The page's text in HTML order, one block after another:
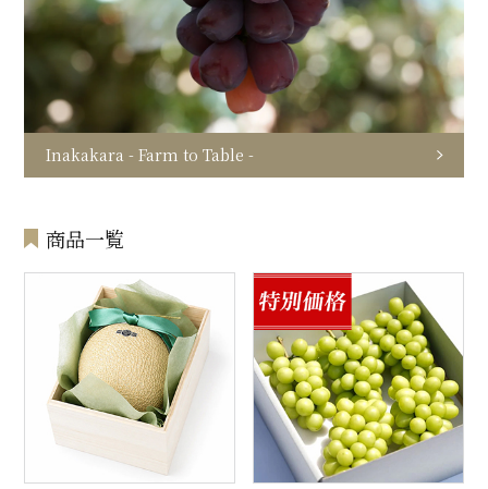
Inakakara - Farm to Table -
商品一覧